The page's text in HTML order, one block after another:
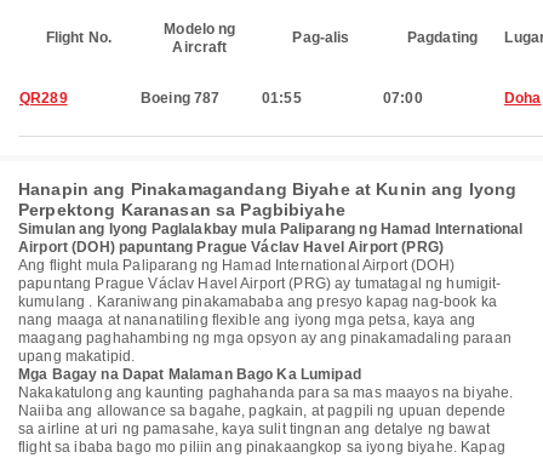
Flight No.
Modelo ng
Aircraft
Pag-alis Pagdating
QR289 Boeing 787 01:55 07:00 Doha
Hanapin ang Pinakamagandang Biyahe at Kunin ang Iyong
Perpektong Karanasan sa Pagbibiyahe
Simulan ang Iyong Paglalakbay mula Paliparang ng Hamad International
Airport (DOH) papuntang Prague Václav Havel Airport (PRG)
Ang flight mula Paliparang ng Hamad International Airport (DOH)
papuntang Prague Václav Havel Airport (PRG) ay tumatagal ng humigit-
kumulang . Karaniwang pinakamababa ang presyo kapag nag-book ka
nang maaga at nananatiling flexible ang iyong mga petsa, kaya ang
maagang paghahambing ng mga opsyon ay ang pinakamadaling paraan
upang makatipid.
Mga Bagay na Dapat Malaman Bago Ka Lumipad
Nakakatulong ang kaunting paghahanda para sa mas maayos na biyahe.
Naiiba ang allowance sa bagahe, pagkain, at pagpili ng upuan depende
sa airline at uri ng pamasahe, kaya sulit tingnan ang detalye ng bawat
flight sa ibaba bago mo piliin ang pinakaangkop sa iyong biyahe. Kapag